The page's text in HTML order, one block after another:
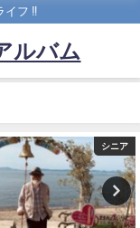
イフ ‼️
ルバム
シニア